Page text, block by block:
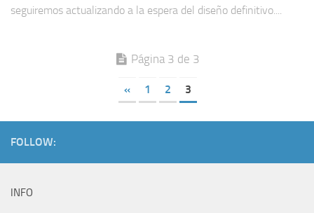
seguiremos actualizando a la espera del diseño definitivo....
Página 3 de 3
« 1 2 3
FOLLOW:
INFO